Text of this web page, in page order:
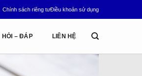
Chính sách riêng tưĐiều khoản sử dụng
HỎI – ĐÁP LIÊN HỆ